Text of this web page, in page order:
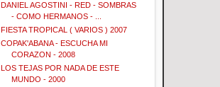
DANIEL AGOSTINI - RED - SOMBRAS
- COMO HERMANOS - ...
FIESTA TROPICAL ( VARIOS ) 2007
COPAK'ABANA - ESCUCHA MI
CORAZON - 2008
LOS TEJAS POR NADA DE ESTE
MUNDO - 2000